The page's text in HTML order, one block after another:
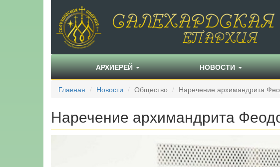
АРХИЕРЕЙ НОВОСТИ
Главная Новости Общество Наречение архимандрита
Наречение архимандрита